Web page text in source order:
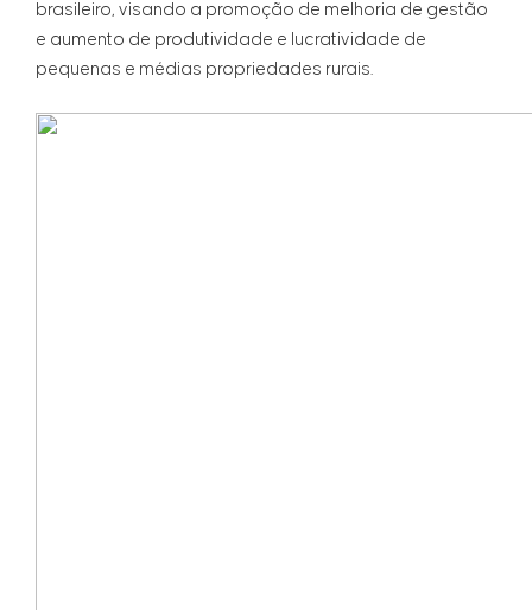
brasileiro, visando a promoção de melhoria de gestão
e aumento de produtividade e lucratividade de
pequenas e médias propriedades rurais.